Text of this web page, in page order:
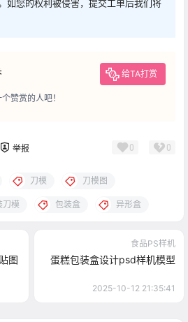
如您的权利被侵害，提交工单后我们将
给TA打赏
赞赏的人吧！
举报 0 0
刀模 刀模图
刀模 包装盒 异形盒
图
食品PS样机
蛋糕包装盒设计psd样机模型
2025-10-12 21:35:41